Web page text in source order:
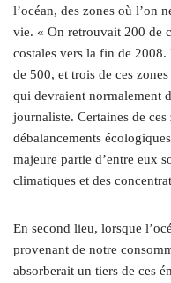
l’océan, des zones où l’on
vie. « On retrouvait 200 de
costales vers la fin de
de 500, et trois de ces
qui devraient normalement
journaliste. Certaines de
débalancements
majeure partie d’entre eux
climatiques et des
En second lieu, lorsque
provenant de notre
absorberait un tiers de ces